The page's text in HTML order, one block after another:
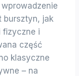
bursztyn, jak
fizyczne i
część
klasyczne
– na